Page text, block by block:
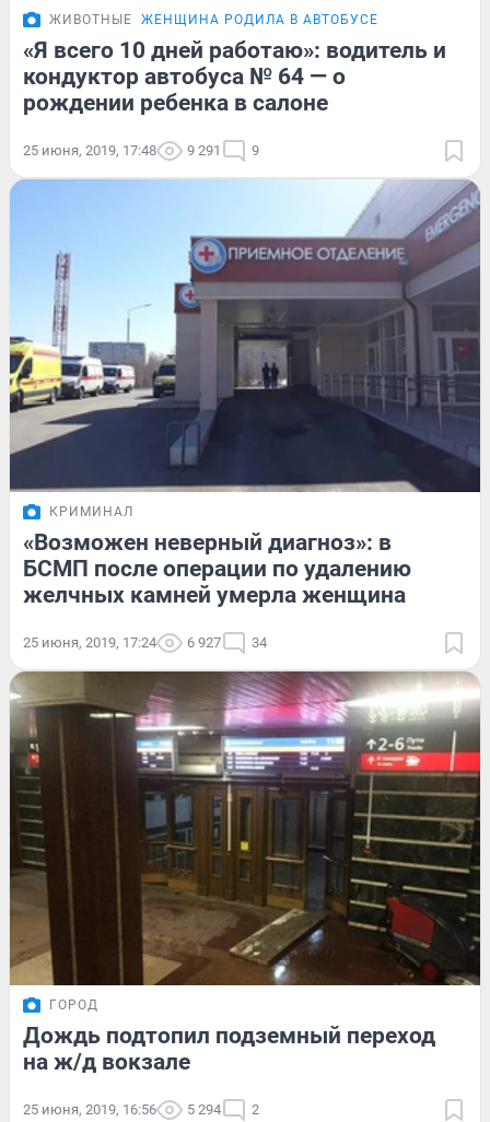
ЖИВОТНЫЕ ЖЕНЩИНА РОДИЛА В АВТОБУСЕ
«Я всего 10 дней работаю»: водитель и
кондуктор автобуса № 64 — о
рождении ребенка в салоне
25 июня, 2019, 17:48 9 291 9
КРИМИНАЛ
«Возможен неверный диагноз»: в
БСМП после операции по удалению
желчных камней умерла женщина
25 июня, 2019, 17:24 6 927 34
ГОРОД
Дождь подтопил подземный переход
на ж/д вокзале
25 июня, 2019, 16:56 5 294 2